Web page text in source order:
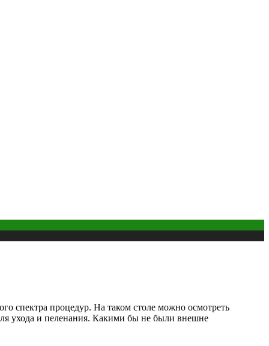
спектра процедур. На таком столе можно осмотреть
ухода и пеленания. Какими бы не были внешне